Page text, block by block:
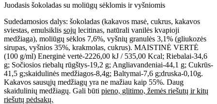
Juodasis šokoladas su moliūgų sėklomis ir vyšniomis
Sudedamosios dalys: šokoladas (kakavos masė, cukrus, kakavos
sviestas, emulsiklis sojų lecitinas, natūrali vanilės kvapioji
medžiaga), moliūgų sėklos 7,6%, vyšnių granulės 3,1% (gliukozės
sirupas, vyšnios 35%, krakmolas, cukrus). MAISTINĖ VERTĖ
(100 g/ml) Energinė vertė-2226,00 kJ / 535,00 Kcal; Riebalai-34,6
g; Sočiosios riebalų rūgštys-19,2 g; Angliavandeniai-44,1 g; Cukrūs-
41,5 g;skaidulinės medžiagos-8,4g; Baltymai-7,6 g;druska-0,10g.
Kakavos sausųjų medžiagų yra ne mažiau kaip 55%. Daug
skaidulinių medžiagų. Gali būti pieno, glitimo, žemės riešutų ir kitų
riešutų pėdsakų.